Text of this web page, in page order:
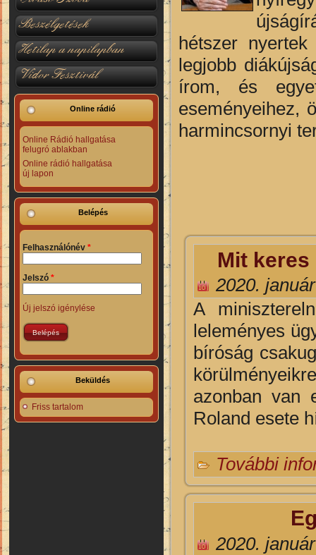
Beszélgetések
Hetilap a napilapban
Vidor Fesztivál
Online rádió
Online Rádió hallgatása
felugró ablakban
Online rádió hallgatása
új lapon
Belépés
Felhasználónév *
Jelszó *
Új jelszó igénylése
Beküldés
Friss tartalom
hétszer
legjobb
írom, és
eseményeihez,
harmincsornyi
Mit
2020.
A
leleményes
bíróság
azonban van
Roland esete
További
2020.